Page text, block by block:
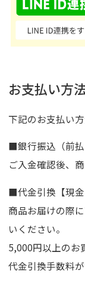
お支払い方
下記のお支払い
■銀行振込（前払
ご入金確認後、
■代金引換【現金
商品お届けの際
いください。
5,000円以上のお
代金引換手数料